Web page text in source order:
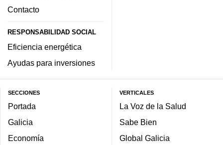
Contacto
RESPONSABILIDAD SOCIAL
Eficiencia energética
Ayudas para inversiones
SECCIONES
Portada
Galicia
Economía
VERTICALES
La Voz de la Salud
Sabe Bien
Global Galicia